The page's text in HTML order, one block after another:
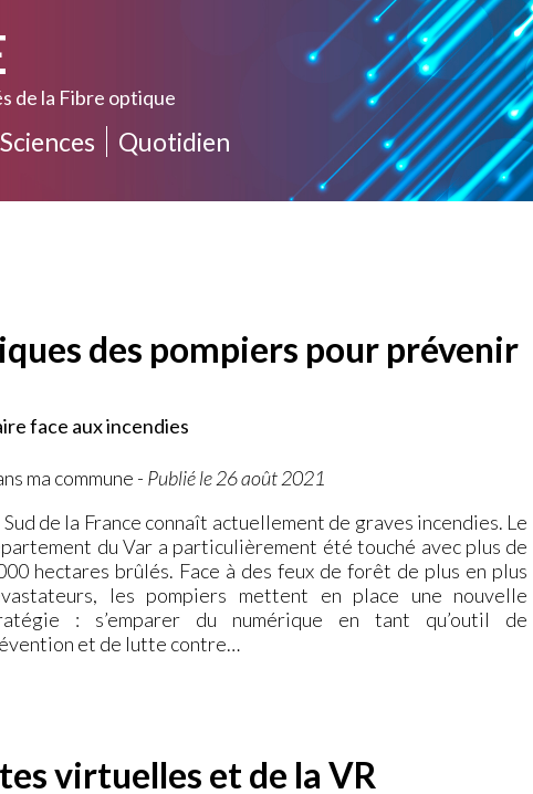
de la Fibre optique
Sciences Quotidien
des pompiers pour prévenir
face aux incendies
ma commune - Publié le 26 août 2021
Sud de la France connaît actuellement de graves incendies. Le
du Var a particulièrement été touché avec plus de
hectares brûlés. Face à des feux de forêt de plus en plus
les pompiers mettent en place une nouvelle
: s’emparer du numérique en tant qu’outil de
et de lutte contre…
virtuelles et de la VR